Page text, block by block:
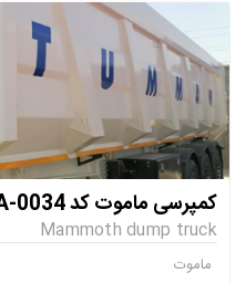
کمپرسی ماموت کد STCO-MA-0034
Mammoth dump truck
ماموت